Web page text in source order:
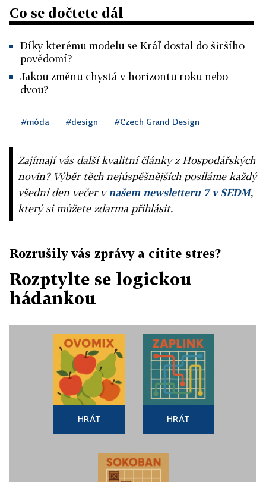
Co se dočtete dál
Díky kterému modelu se Kráľ dostal do širšího
povědomí?
Jakou změnu chystá v horizontu roku nebo
dvou?
#móda #design #Czech Grand Design
Zajímají vás další kvalitní články z Hospodářských
novin? Výběr těch nejúspěšnějších posíláme každý
všední den večer vnašem newsletteru 7 v SEDM,
který si můžete zdarma přihlásit.
Rozrušily vás zprávy a cítíte stres?
Rozptylte se logickou
hádankou
HRÁT HRÁT